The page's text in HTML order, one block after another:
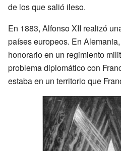
de los que salió ileso.
En 1883, Alfonso XII realizó
países europeos. En
honorario en un regimiento
problema diplomático con
estaba en un territorio que